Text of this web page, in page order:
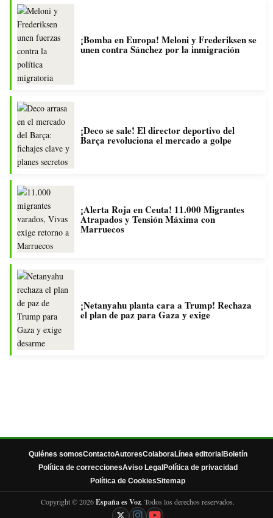
¡Bomba en Europa! Meloni y Frederiksen se
unen contra Sánchez por la inmigración
¡Deco se sale! El director deportivo del
Barça revoluciona el mercado a golpe
¡Alerta Roja en Ceuta! 11.000 Migrantes
Atrapados y Tensión Máxima con
Marruecos
¡Netanyahu planta cara a Trump! Rechaza
el plan de paz para Gaza y exige
Quiénes somosContactoAutoresColaboraLínea editorial Boletín
Política de correccionesAviso Legal Política de privacidad
Política de CookiesSitemap
Copyright © 2026España es Voz. Todos los derechos reservados.